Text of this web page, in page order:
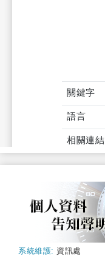
關鍵字
語言
相關連結
系統維護: 資訊處